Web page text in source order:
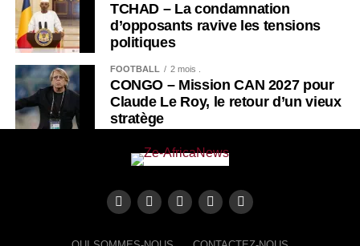
TCHAD – La condamnation
d’opposants ravive les tensions
politiques
FOOTBALL 2 mois .
CONGO – Mission CAN 2027 pour
Claude Le Roy, le retour d’un vieux
stratège